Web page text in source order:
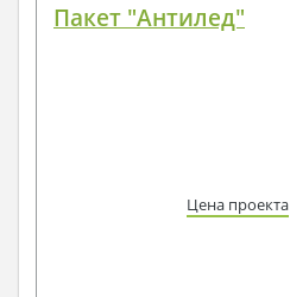
Пакет "Антилед"
Цена проекта